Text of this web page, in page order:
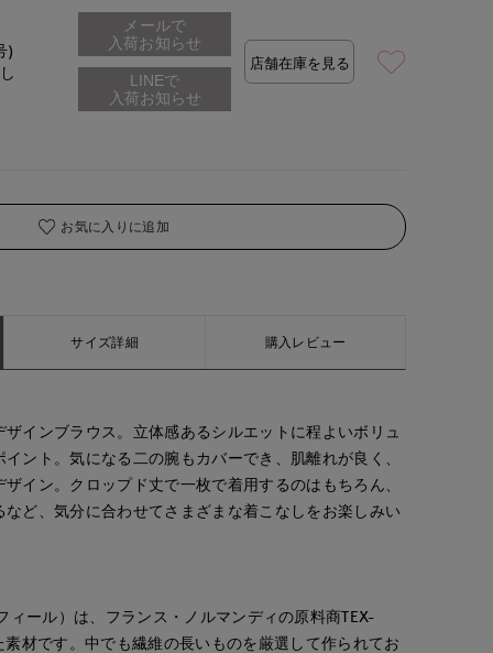
)
メールで
入荷お知らせ
店舗在庫を見る
お気に入りに追加
サイズ詳細 購入レビュー
インブラウス。立体感あるシルエットに程よいボリュ
ント。気になる二の腕もカバーでき、肌離れが良く、
イン。クロップド丈で一枚で着用するのはもちろん、
ど、気分に合わせてさまざまな着こなしをお楽しみい
ール）は、フランス・ノルマンディの原料商TEX-
材です。中でも繊維の長いものを厳選して作られてお